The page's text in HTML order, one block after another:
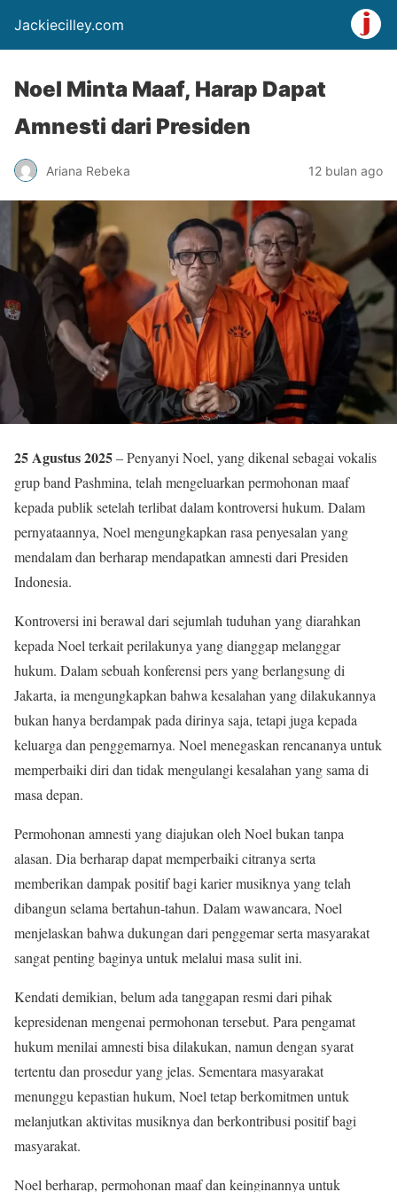
Jackiecilley.com
Noel Minta Maaf, Harap Dapat
Amnesti dari Presiden
Ariana Rebeka 12 bulan ago
25 Agustus 2025– Penyanyi Noel, yang dikenal sebagai vokalis
grup band Pashmina, telah mengeluarkan permohonan maaf
kepada publik setelah terlibat dalam kontroversi hukum. Dalam
pernyataannya, Noel mengungkapkan rasa penyesalan yang
mendalam dan berharap mendapatkan amnesti dari Presiden
Indonesia.
Kontroversi ini berawal dari sejumlah tuduhan yang diarahkan
kepada Noel terkait perilakunya yang dianggap melanggar
hukum. Dalam sebuah konferensi pers yang berlangsung di
Jakarta, ia mengungkapkan bahwa kesalahan yang dilakukannya
bukan hanya berdampak pada dirinya saja, tetapi juga kepada
keluarga dan penggemarnya. Noel menegaskan rencananya untuk
memperbaiki diri dan tidak mengulangi kesalahan yang sama di
masa depan.
Permohonan amnesti yang diajukan oleh Noel bukan tanpa
alasan. Dia berharap dapat memperbaiki citranya serta
memberikan dampak positif bagi karier musiknya yang telah
dibangun selama bertahun-tahun. Dalam wawancara, Noel
menjelaskan bahwa dukungan dari penggemar serta masyarakat
sangat penting baginya untuk melalui masa sulit ini.
Kendati demikian, belum ada tanggapan resmi dari pihak
kepresidenan mengenai permohonan tersebut. Para pengamat
hukum menilai amnesti bisa dilakukan, namun dengan syarat
tertentu dan prosedur yang jelas. Sementara masyarakat
menunggu kepastian hukum, Noel tetap berkomitmen untuk
melanjutkan aktivitas musiknya dan berkontribusi positif bagi
masyarakat.
Noel berharap, permohonan maaf dan keinginannya untuk